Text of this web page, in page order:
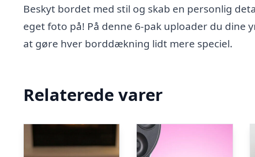
Beskyt bordet med stil og skab en personlig
eget foto på! På denne 6-pak uploader du dine
at gøre hver borddækning lidt mere speciel.
Relaterede varer